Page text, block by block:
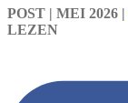
POST | MEI 2026 |
LEZEN